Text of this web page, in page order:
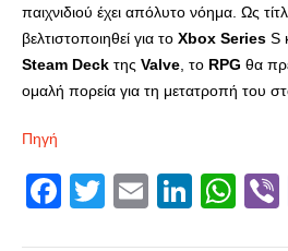
παιχνιδιού έχει απόλυτο νόημα. Ως
βελτιστοποιηθεί για το Xbox Series S
Steam Deck της Valve , το RPG θα
ομαλή πορεία για τη μετατροπή του
Πηγή
Facebook
Twitter
Email